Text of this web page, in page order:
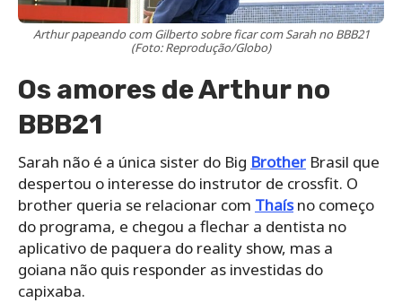
Arthur papeando com Gilberto sobre ficar com Sarah no BBB21
(Foto: Reprodução/Globo)
Os amores de Arthur no
BBB21
Sarah não é a única sister do Big Brother Brasil que
despertou o interesse do instrutor de crossfit. O
brother queria se relacionar com Thaísno começo
do programa, e chegou a flechar a dentista no
aplicativo de paquera do reality show, mas a
goiana não quis responder as investidas do
capixaba.